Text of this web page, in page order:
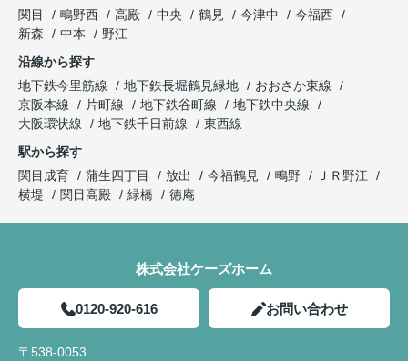
関目
鴫野西 高殿 中央 鶴見 今津中
今福西
新森
中本
野江
沿線から探す
地下鉄今里筋線
地下鉄長堀鶴見緑地
おおさか東線
京阪本線
片町線 地下鉄谷町線
地下鉄中央線
大阪環状線
地下鉄千日前線
東西線
駅から探す
関目成育
蒲生四丁目 放出 今福鶴見 鴫野
ＪＲ野江
横堤
関目高殿 緑橋 徳庵
株式会社ケーズホーム
0120-920-616 お問い合わせ
〒538-0053